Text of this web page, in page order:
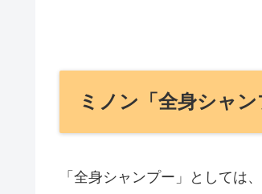
ミノン「全身シャ
「全身シャンプー」としては